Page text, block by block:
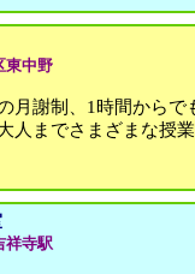
中野
月謝制、1時間から
人までさまざまな授
寺駅